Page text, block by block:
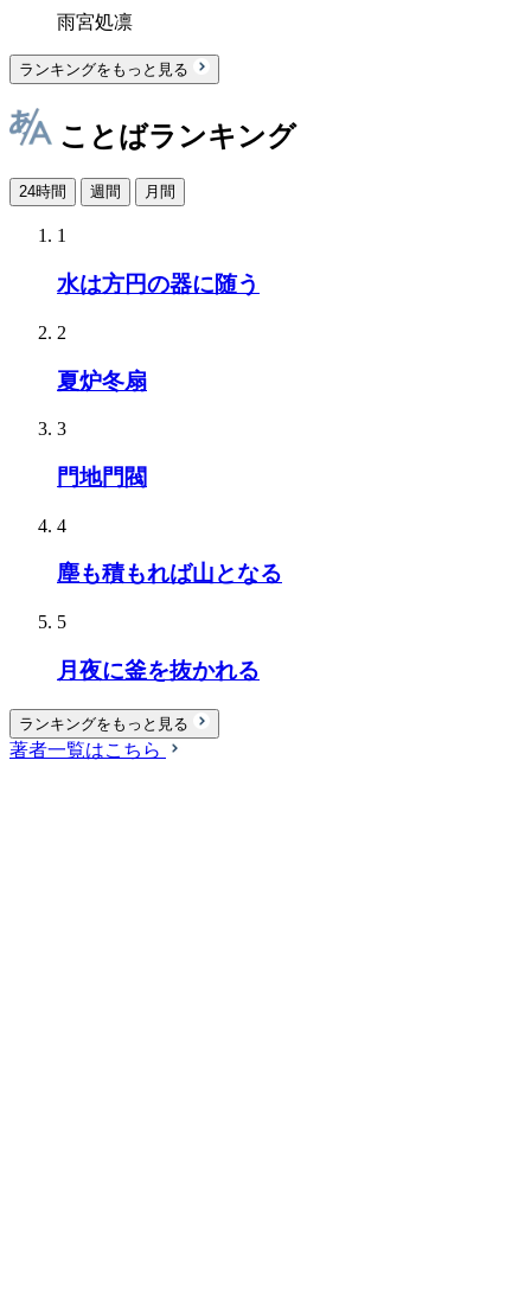
雨宮処凛
ランキングをもっと見る
ことばランキング
24時間 週間 月間
1
水は方円の器に随う
2
夏炉冬扇
3
門地門閥
4
塵も積もれば山となる
5
月夜に釜を抜かれる
ランキングをもっと見る
著者一覧はこちら